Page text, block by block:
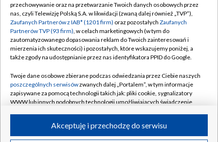
Abonament TVP
Emisja w TVP
Centrum informacji TVP
Naziemna Telewizja Cyfrowa
Rada Programowa
System NOS
Informacje o nadawcy
Program dla prasy
Regulamin TVP
Polityka prywatności
Moje zgody
Pomoc
Kontakt
Kanały
©2026 Telewizja Polska S.A. w likwidacji
przechowywanie oraz na przetwarzanie Twoich danych osobowych przez
nas, czyli Telewizję Polską S.A. w likwidacji (zwaną dalej również „TVP”),
Zaufanych Partnerów z IAB* (1201 firm) oraz pozostałych Zaufanych
Partnerów TVP (93 firm), w celach marketingowych (w tym do
zautomatyzowanego dopasowania reklam do Twoich zainteresowań i
mierzenia ich skuteczności) i pozostałych, które wskazujemy poniżej, a
także zgody na udostępnianie przez nas identyfikatora PPID do Google.
Twoje dane osobowe zbierane podczas odwiedzania przez Ciebie naszych
poszczególnych serwisówzwanych dalej „Portalem”, w tym informacje
zapisywane za pomocą technologii takich jak: pliki cookie, sygnalizatory
WWW lub innych podobnych technologii umożliwiających świadczenie
ruchu w Internecie.Akceptuję i przechodzę do serwisu